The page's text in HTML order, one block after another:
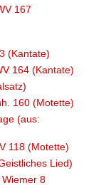
167
(Kantate)
164 (Kantate)
160 (Motette)
(aus:
118 (Motette)
Lied)
8